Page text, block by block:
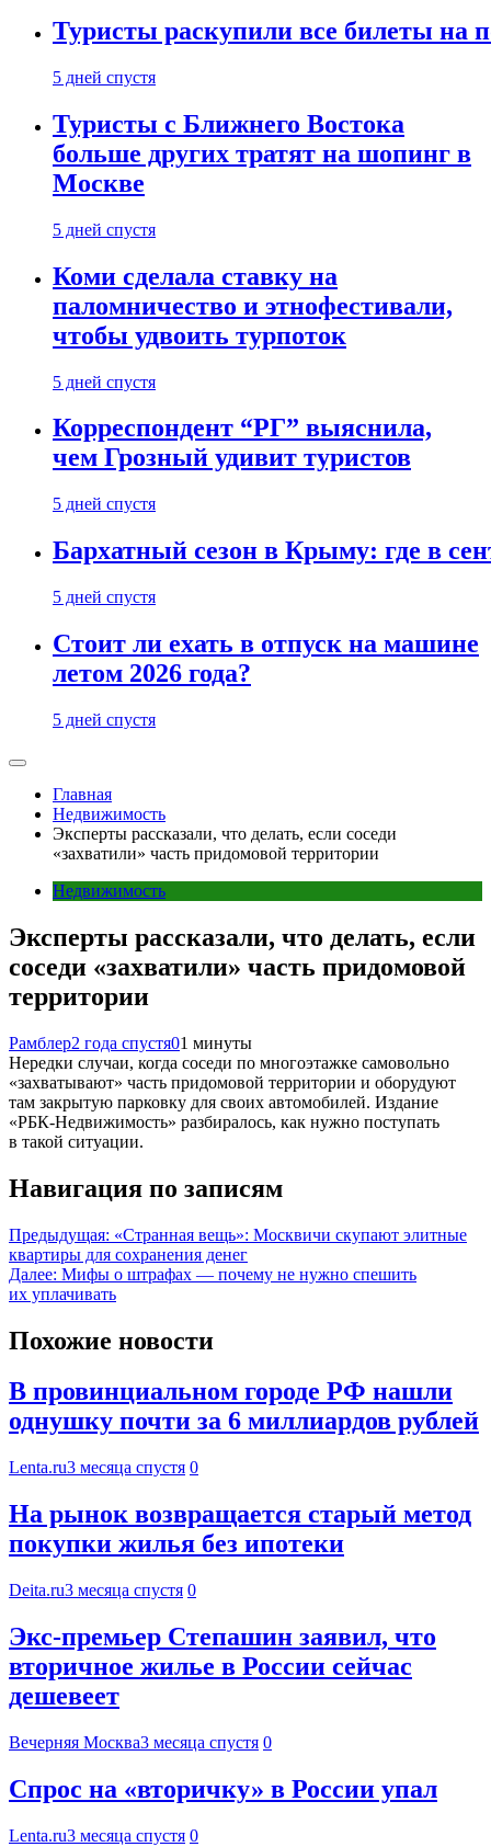
Туристы раскупили все билеты на
5 дней спустя
Туристы с Ближнего Востока
больше других тратят на шопинг в
Москве
5 дней спустя
Коми сделала ставку на
паломничество и этнофестивали,
чтобы удвоить турпоток
5 дней спустя
Корреспондент “РГ” выяснила,
чем Грозный удивит туристов
5 дней спустя
Бархатный сезон в Крыму: где в
5 дней спустя
Стоит ли ехать в отпуск на машине
летом 2026 года?
5 дней спустя
Главная
Недвижимость
Эксперты рассказали, что делать, если соседи
«захватили» часть придомовой территории
Недвижимость
Эксперты рассказали, что делать, если
соседи «захватили» часть придомовой
территории
Рамблер2 года спустя01 минуты
Нередки случаи, когда соседи по многоэтажке самовольно
«захватывают» часть придомовой территории и оборудуют
там закрытую парковку для своих автомобилей. Издание
«РБК-Недвижимость» разбиралось, как нужно поступать
в такой ситуации.
Навигация по записям
Предыдущая: «Странная вещь»: Москвичи скупают элитные
квартиры для сохранения денег
Далее: Мифы о штрафах — почему не нужно спешить
их уплачивать
Похожие новости
В провинциальном городе РФ нашли
однушку почти за 6 миллиардов рублей
Lenta.ru3 месяца спустя 0
На рынок возвращается старый метод
покупки жилья без ипотеки
Deita.ru3 месяца спустя 0
Экс-премьер Степашин заявил, что
вторичное жилье в России сейчас
дешевеет
Вечерняя Москва3 месяца спустя 0
Спрос на «вторичку» в России упал
Lenta.ru3 месяца спустя 0